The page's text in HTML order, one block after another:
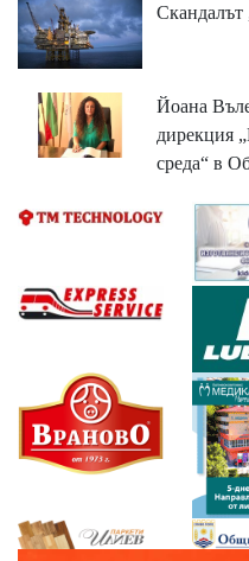
Скандалът
Йоана
дирекция
среда“ в